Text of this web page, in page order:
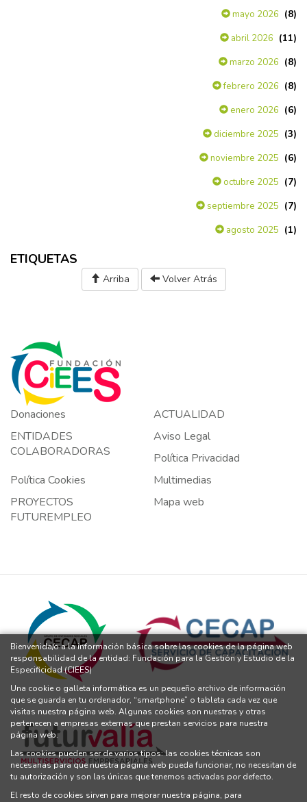
mayo 2026 (8)
abril 2026 (11)
marzo 2026 (8)
febrero 2026 (8)
enero 2026 (6)
diciembre 2025 (3)
noviembre 2025 (6)
octubre 2025 (7)
septiembre 2025 (7)
agosto 2025 (1)
ETIQUETAS
Arriba Volver Atrás
Donaciones
ACTUALIDAD
ENTIDADES
COLABORADORAS
Aviso Legal
Política Privacidad
Política Cookies
Multimedias
PROYECTOS
FUTUREMPLEO
Mapa web
Bienvenida/o a la información básica sobre las cookies de la página web
responsabilidad de la entidad: Fundación para la Gestión y Estudio de la
Especificidad (CIEES)
Una cookie o galleta informática es un pequeño archivo de información
que se guarda en tu ordenador, “smartphone” o tableta cada vez que
visitas nuestra página web. Algunas cookies son nuestras y otras
pertenecen a empresas externas que prestan servicios para nuestra
página web.
Las cookies pueden ser de varios tipos: las cookies técnicas son
necesarias para que nuestra página web pueda funcionar, no necesitan de
tu autorización y son las únicas que tenemos activadas por defecto.
El resto de cookies sirven para mejorar nuestra página, para